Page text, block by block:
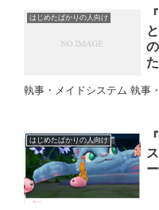
はじめたばかりの人向け
執事・メイドシステム 執事
はじめたばかりの人向け